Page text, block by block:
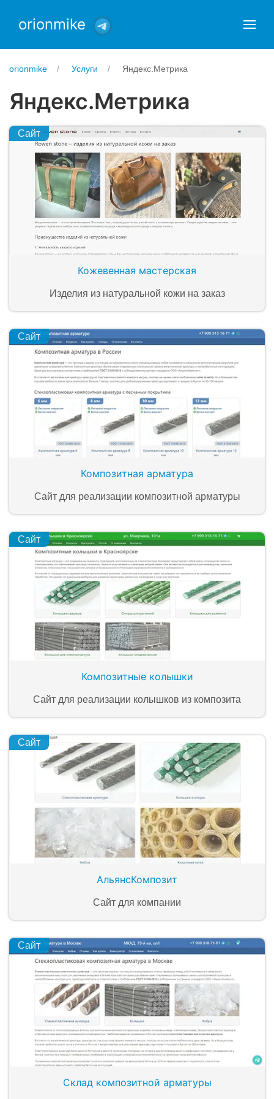
orionmike
orionmike Услуги Яндекс.Метрика
Яндекс.Метрика
Сайт
Кожевенная мастерская
Изделия из натуральной кожи на заказ
Сайт
Композитная арматура
Сайт для реализации композитной арматуры
Сайт
Композитные колышки
Сайт для реализации колышков из композита
Сайт
АльянсКомпозит
Сайт для компании
Сайт
Склад композитной арматуры